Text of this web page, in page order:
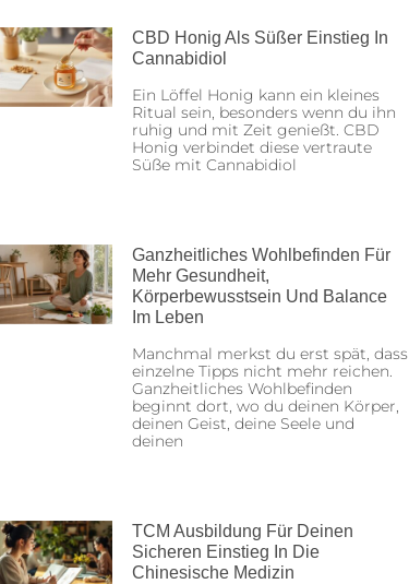
CBD Honig Als Süßer Einstieg In
Cannabidiol
Ein Löffel Honig kann ein kleines
Ritual sein, besonders wenn du ihn
ruhig und mit Zeit genießt. CBD
Honig verbindet diese vertraute
Süße mit Cannabidiol
Ganzheitliches Wohlbefinden Für
Mehr Gesundheit,
Körperbewusstsein Und Balance
Im Leben
Manchmal merkst du erst spät, dass
einzelne Tipps nicht mehr reichen.
Ganzheitliches Wohlbefinden
beginnt dort, wo du deinen Körper,
deinen Geist, deine Seele und
deinen
TCM Ausbildung Für Deinen
Sicheren Einstieg In Die
Chinesische Medizin